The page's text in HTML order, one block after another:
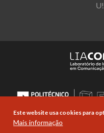
Este website usa cookies para
Mais informação